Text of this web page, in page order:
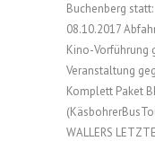
Buchenberg statt:
08.10.2017
Kino-Vorführung
Veranstaltung
Komplett Paket
WALLERS